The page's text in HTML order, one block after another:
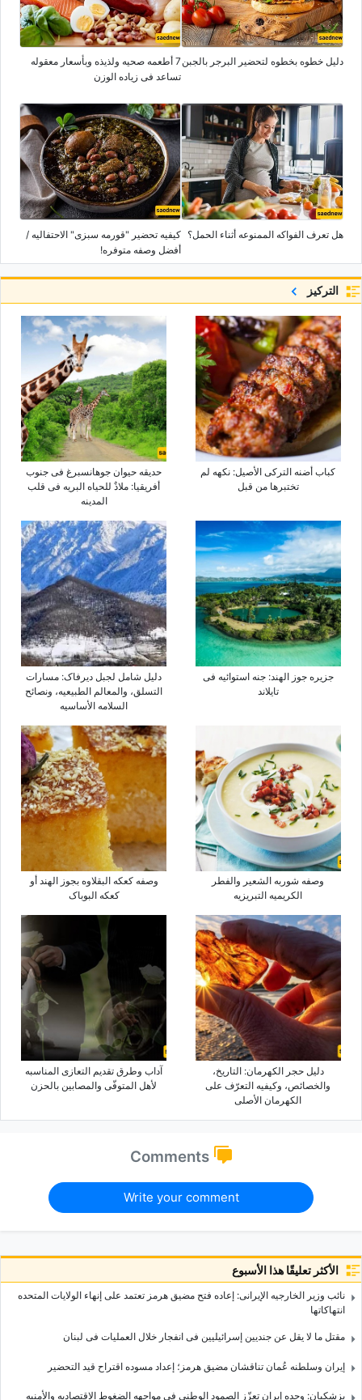
دلیل خطوه بخطوه لتحضیر البرجر بالجبن
7 أطعمه صحیه ولذیذه وبأسعار معقوله
تساعد فی زیاده الوزن
هل تعرف الفواکه الممنوعه أثناء الحمل؟ کیفیه تحضیر "قورمه سبزی" الاحتفالیه /
أفضل وصفه متوفره!
التركيز
کباب أضنه الترکی الأصیل: نکهه لم
تختبرها من قبل
حدیقه حیوان جوهانسبرغ فی جنوب
أفریقیا: ملاذٌ للحیاه البریه فی قلب
المدینه
جزیره جوز الهند: جنه استوائیه فی
تایلاند
دلیل شامل لجبل دیرفاک: مسارات
التسلق، والمعالم الطبیعیه، ونصائح
السلامه الأساسیه
وصفه شوربه الشعیر والفطر
الکریمیه التبریزیه
وصفه کعکه البقلاوه بجوز الهند أو
کعکه البوباک
دلیل حجر الکهرمان: التاریخ،
والخصائص، وکیفیه التعرّف على
الکهرمان الأصلی
آداب وطرق تقدیم التعازی المناسبه
لأهل المتوفّى والمصابین بالحزن
Comments
Write your comment
الأكثر تعليقًا هذا الأسبوع
نائب وزیر الخارجیه الإیرانی: إعاده فتح مضیق هرمز تعتمد على إنهاء الولایات المتحده
انتهاکاتها
مقتل ما لا یقل عن جندیین إسرائیلیین فی انفجار خلال العملیات فی لبنان
إیران وسلطنه عُمان تناقشان مضیق هرمز؛ إعداد مسوده اقتراح قید التحضیر
بزشکیان: وحده إیران تعزّز الصمود الوطنی فی مواجهه الضغوط الاقتصادیه والأمنیه